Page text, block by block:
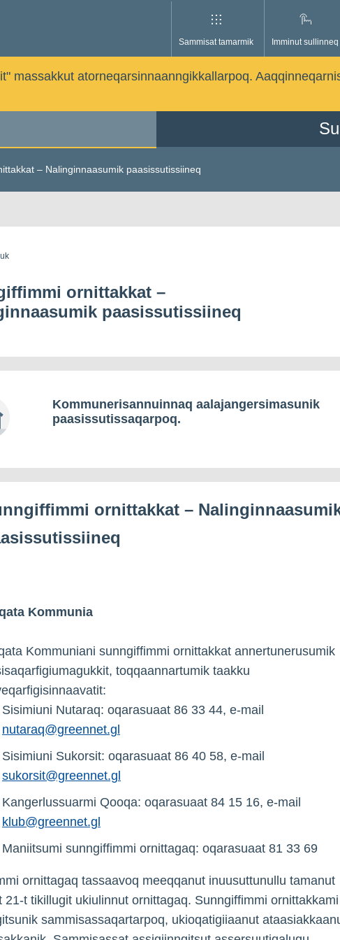
Sammisat tamarmik Imminut sullinneq
massakkut atorneqarsinnaanngikkallarpoq.
– Nalinginnaasumik paasissutissiineq
ornittakkat –
paasissutissiineq
Kommunerisannuinnaq aalajangersimasunik
paasissutissaqarpoq.
ornittakkat –
Kommunia
Kommuniani sunngiffimmi ornittakkat annertunerusumik
toqqaannartumik taakku
Sisimiuni Nutaraq: oqarasuaat 86 33 44, e-mail
nutaraq@greennet.gl
Sisimiuni Sukorsit: oqarasuaat 86 40 58, e-mail
sukorsit@greennet.gl
Kangerlussuarmi Qooqa: oqarasuaat 84 15 16, e-mail
klub@greennet.gl
Maniitsumi sunngiffimmi ornittagaq: oqarasuaat 81 33 69
ornittagaq tassaavoq meeqqanut inuusuttunullu tamanut
21-t tikillugit ukiulinnut ornittagaq. Sunngiffimmi ornittakkami
sammisassaqartarpoq, ukioqatigiiaanut